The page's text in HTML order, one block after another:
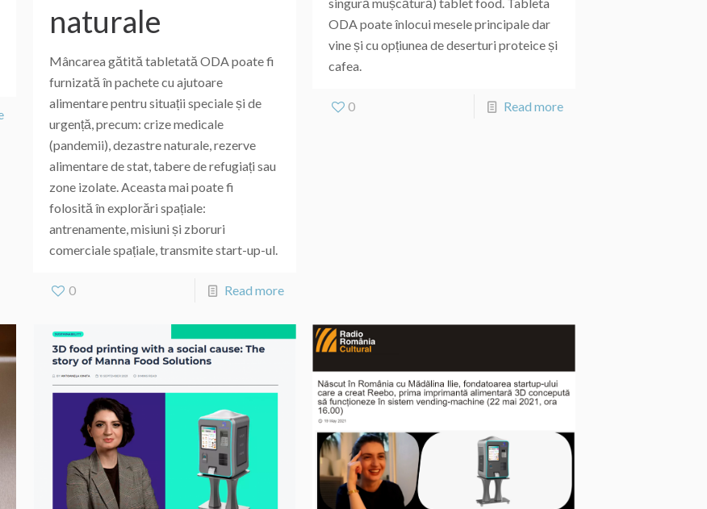
naturale
Mâncarea gătită tabletată ODA poate fi
furnizată în pachete cu ajutoare
alimentare pentru situații speciale și de
urgență, precum: crize medicale
(pandemii), dezastre naturale, rezerve
alimentare de stat, tabere de refugiați sau
zone izolate. Aceasta mai poate fi
folosită în explorări spațiale:
antrenamente, misiuni și zboruri
comerciale spațiale, transmite start-up-ul.
0 Read more
ODA poate înlocui mesele principale dar
vine și cu opțiunea de deserturi proteice și
cafea.
0 Read more